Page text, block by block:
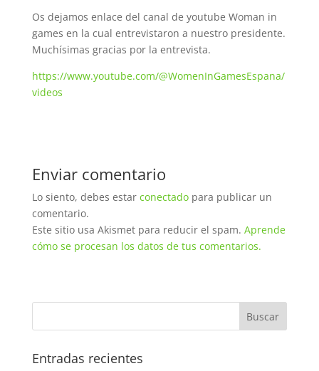
Os dejamos enlace del canal de youtube Woman in
games en la cual entrevistaron a nuestro presidente.
Muchísimas gracias por la entrevista.
https://www.youtube.com/@WomenInGamesEspana/
videos
Enviar comentario
Lo siento, debes estar conectadopara publicar un
comentario.
Este sitio usa Akismet para reducir el spam. Aprende
cómo se procesan los datos de tus comentarios.
Entradas recientes